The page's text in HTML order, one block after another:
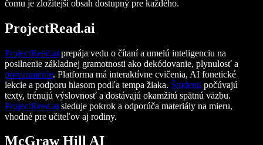
čomu je zložitejší obsah dostupný pre každého.
ProjectRead.ai
ProjectRead.ai prepája vedu o čítaní a umelú inteligenciu na
posilnenie základnej gramotnosti ako dekódovanie, plynulosť a
porozumenie. Platforma má interaktívne cvičenia, AI fonetické
lekcie a podporu hlasom podľa tempa žiaka. Študenti počúvajú
texty, trénujú výslovnosť a dostávajú okamžitú spätnú väzbu.
ProjectRead.ai sleduje pokrok a odporúča materiály na mieru,
vhodné pre učiteľov aj rodiny.
McGraw Hill AI